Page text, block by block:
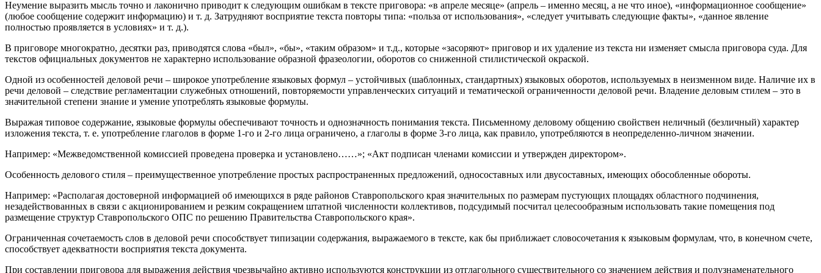
Неумение выразить мысль точно и лаконично приводит к следующим ошибкам в тексте приговора: «в апреле месяце» (апрель – именно месяц, а не что иное), «информационное сообщение»
(любое сообщение содержит информацию) и т. д. Затрудняют восприятие текста повторы типа: «польза от использования», «следует учитывать следующие факты», «данное явление
полностью проявляется в условиях» и т. д.).
В приговоре многократно, десятки раз, приводятся слова «был», «бы», «таким образом» и т.д., которые «засоряют» приговор и их удаление из текста ни изменяет смысла приговора суда. Для
текстов официальных документов не характерно использование образной фразеологии, оборотов со сниженной стилистической окраской.
Одной из особенностей деловой речи – широкое употребление языковых формул – устойчивых (шаблонных, стандартных) языковых оборотов, используемых в неизменном виде. Наличие их в
речи деловой – следствие регламентации служебных отношений, повторяемости управленческих ситуаций и тематической ограниченности деловой речи. Владение деловым стилем – это в
значительной степени знание и умение употреблять языковые формулы.
Выражая типовое содержание, языковые формулы обеспечивают точность и однозначность понимания текста. Письменному деловому общению свойствен неличный (безличный) характер
изложения текста, т. е. употребление глаголов в форме 1-го и 2-го лица ограничено, а глаголы в форме 3-го лица, как правило, употребляются в неопределенно-личном значении.
Например: «Межведомственной комиссией проведена проверка и установлено……»; «Акт подписан членами комиссии и утвержден директором».
Особенность делового стиля – преимущественное употребление простых распространенных предложений, односоставных или двусоставных, имеющих обособленные обороты.
Например: «Располагая достоверной информацией об имеющихся в ряде районов Ставропольского края значительных по размерам пустующих площадях областного подчинения,
незадействованных в связи с акционированием и резким сокращением штатной численности коллективов, подсудимый посчитал целесообразным использовать такие помещения под
размещение структур Ставропольского ОПС по решению Правительства Ставропольского края».
Ограниченная сочетаемость слов в деловой речи способствует типизации содержания, выражаемого в тексте, как бы приближает словосочетания к языковым формулам, что, в конечном счете,
способствует адекватности восприятия текста документа.
При составлении приговора для выражения действия чрезвычайно активно используются конструкции из отглагольного существительного со значением действия и полузнаменательного